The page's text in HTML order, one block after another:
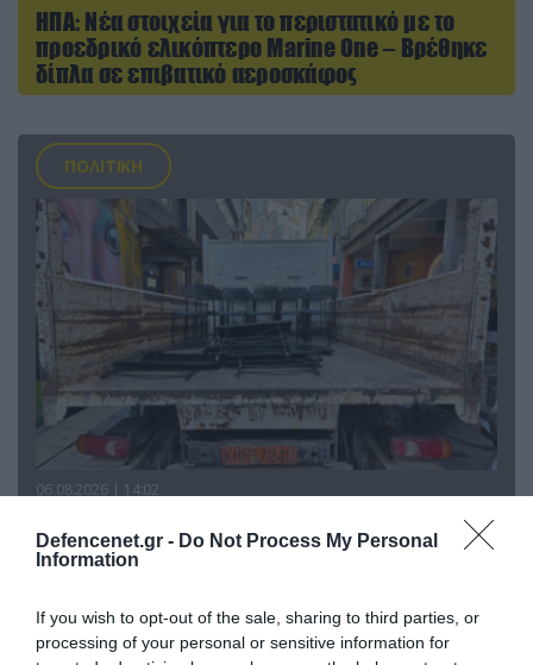
Defencenet.gr - Do Not Process My Personal
Information
If you wish to opt-out of the sale, sharing to third parties, or
processing of your personal or sensitive information for
ΗΠΑ: Nέα στοιχεία για το περιστατικό με το
προεδρικό ελικόπτερο Marine One – Βρέθηκε
δίπλα σε επιβατικό αεροσκάφος
ΠΟΛΙΤΙΚΗ
06.08.2026 | 14:02
Αθήνα: Απομακρύνθηκαν παράνομα
αντικείμενα από κοινόχρηστους χώρους